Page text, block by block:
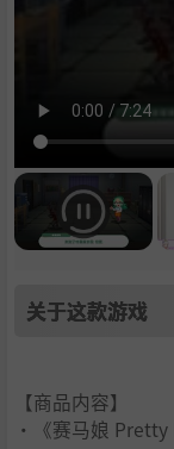
关于这款游戏
【商品内容】
·《赛马娘 Pretty